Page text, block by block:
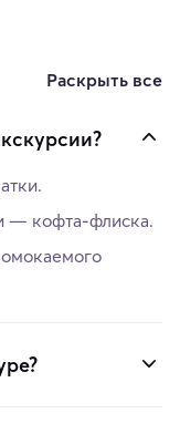
Раскрыть все
— кофта-флиска.